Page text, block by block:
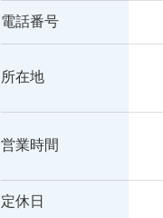
電話番号
所在地
営業時間
定休日